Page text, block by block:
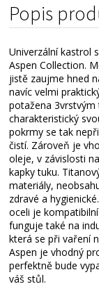
Popis
Univerzální kastrol
Aspen Collection.
jistě zaujme hned
navíc velmi
potažena
charakteristický
pokrmy se tak
čistí. Zároveň je
oleje, v závislosti
kapky tuku.
materiály,
zdravé a
oceli je
funguje také na
která se při vaření
Aspen je vhodný
perfektně bude
váš stůl.